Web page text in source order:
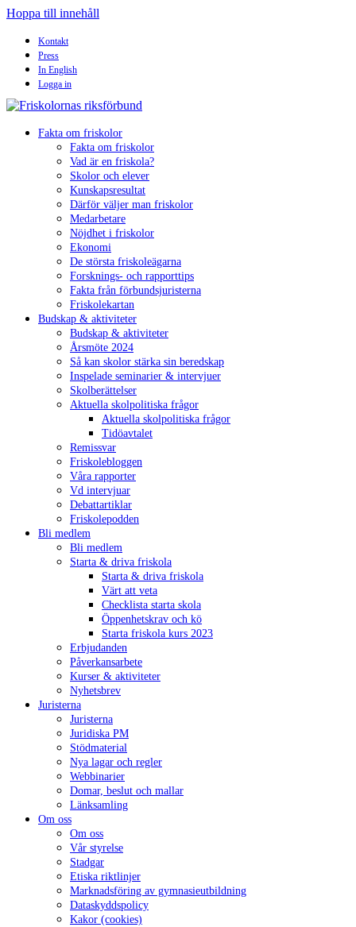
Hoppa till innehåll
Kontakt
Press
In English
Logga in
Fakta om friskolor
Fakta om friskolor
Vad är en friskola?
Skolor och elever
Kunskapsresultat
Därför väljer man friskolor
Medarbetare
Nöjdhet i friskolor
Ekonomi
De största friskoleägarna
Forsknings- och rapporttips
Fakta från förbundsjuristerna
Friskolekartan
Budskap & aktiviteter
Budskap & aktiviteter
Årsmöte 2024
Så kan skolor stärka sin beredskap
Inspelade seminarier & intervjuer
Skolberättelser
Aktuella skolpolitiska frågor
Aktuella skolpolitiska frågor
Tidöavtalet
Remissvar
Friskolebloggen
Våra rapporter
Vd intervjuar
Debattartiklar
Friskolepodden
Bli medlem
Bli medlem
Starta & driva friskola
Starta & driva friskola
Värt att veta
Checklista starta skola
Öppenhetskrav och kö
Starta friskola kurs 2023
Erbjudanden
Påverkansarbete
Kurser & aktiviteter
Nyhetsbrev
Juristerna
Juristerna
Juridiska PM
Stödmaterial
Nya lagar och regler
Webbinarier
Domar, beslut och mallar
Länksamling
Om oss
Om oss
Vår styrelse
Stadgar
Etiska riktlinjer
Marknadsföring av gymnasieutbildning
Dataskyddspolicy
Kakor (cookies)